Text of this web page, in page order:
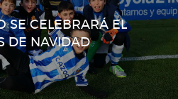
SE CELEBRARÁ EL
DE NAVIDAD